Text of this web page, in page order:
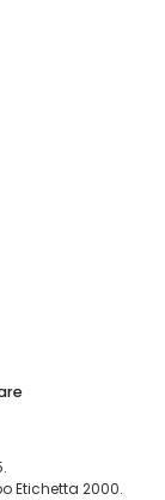
Etichetta 2000.